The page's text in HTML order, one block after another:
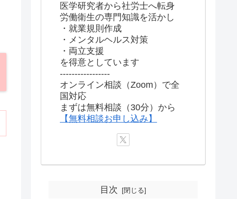
医学研究者から社労士へ転身
労働衛生の専門知識を活かし
・就業規則作成
・メンタルヘルス対策
・両立支援
を得意としています
-----------------
オンライン相談（Zoom）で全
国対応
まずは無料相談（30分）から
【無料相談お申し込み】
目次